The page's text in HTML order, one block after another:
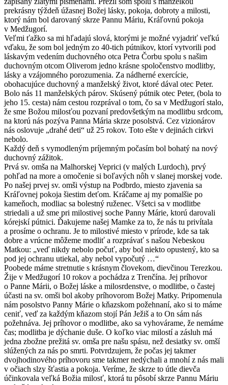
prekrásny týždeň úžasnej Božej lásky, pokoja, dobroty a milosti,
ktorý nám bol darovaný skrze Pannu Máriu, Kráľovnú pokoja
v Medžugorí.
Veľmi ťažko sa mi hľadajú slová, ktorými je možné vyjadriť veľkú
vďaku, že som bol jedným zo 40-tich pútnikov, ktorí vytvorili pod
láskavým vedením duchovného otca Petra Čorbu spolu s našim
duchovným otcom Oliverom jedno krásne spoločenstvo modlitby,
lásky a vzájomného porozumenia. Za nádherné exercície,
obohacujúce duchovný a manželský život, ktoré dával otec Peter.
Bolo nás 11 manželských párov. Skúsený pútnik otec Peter, (bola to
jeho 15. cesta) nám cestou rozprával o tom, čo sa v Medžugorí stalo,
že sme Božou milosťou pozvaní predovšetkým na modlitbu srdcom,
na ktorú nás pozýva Panna Mária skrze posolstvá. Cez vizionárov
nás oslovuje „drahé deti“ už 25 rokov. Toto ešte v dejinách cirkvi
nebolo.
Každý deň s vymodleným príjemným počasím bol bohatý na nový
duchovný zážitok.
Prvá sv. omša na Malhorskej Veprici (v malých Lurdoch), prvý
pohľad na more a omočenie si boľavých nôh v slanej morskej vode.
Po našej prvej sv. omši výstup na Podbrdo, miesto zjavenia sa
Kráľovnej pokoja šiestim deťom. Kráčame aj my pomalšie po
kameňoch, modliac sa bolestný ruženec. Všetci sa v modlitbe
striedali a už sme pri milostivej soche Panny Márie, ktorú darovali
kórejskí pútnici. Ďakujeme našej Mamke za to, že nás tu privítala
a prosíme o ochranu. Je to milostivé miesto v prírode, kde sa tak
dobre a vrúcne môžeme modliť a rozprávať s našou Nebeskou
Matkou: „veď nikdy nebolo počuť, aby bol niekto opustený, kto sa
pod jej ochranu utiekal, aby nebol vypočutý …“
Poobede máme stretnutie s krásnym človekom, dievčinou Terezkou.
Žije v Medžugorí 10 rokov a pochádza z Trenčína. Jej príhovor
o Panne Márii, o Božej láske a milosrdenstve, o modlitbe, o častej
účasti na sv. omši bol akoby príhovorom Božej Matky. Pripomenula
nám posolstvo Panny Márie o kňazskom požehnaní, ako si to máme
ceniť, veď za každým kňazom stojí Pán Ježiš a to On sám nás
požehnáva. Jej príhovor o modlitbe, ako sa vyhovárame, že nemáme
čas; modlitba je dýchanie duše. O koľko viac milostí a zásluh má
jedna zbožne prežitá sv. omša pre našu spásu, než desiatky sv. omší
slúžených za nás po smrti. Potvrdzujem, že počas jej takmer
dvojhodinového príhovoru sme takmer nedýchali a mnohí z nás mali
v očiach slzy šťastia a pokoja. Veríme, že skrze to útle dievča
účinkovala veľká Božia milosť, ktorá tu pôsobí skrze Pannu Máriu